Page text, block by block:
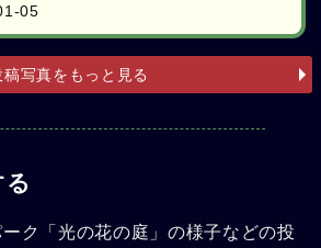
05
稿写真をもっと見る
ク「光の花の庭」の様子などの投